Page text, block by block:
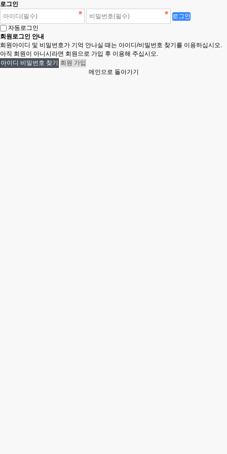
로그인
자동로그인
회원로그인 안내
회원아이디 및 비밀번호가 기억 안나실 때는 아이디/비밀번호 찾기를 이용하십시오.
아직 회원이 아니시라면 회원으로 가입 후 이용해 주십시오.
아이디 비밀번호 찾기
회원 가입
메인으로 돌아가기